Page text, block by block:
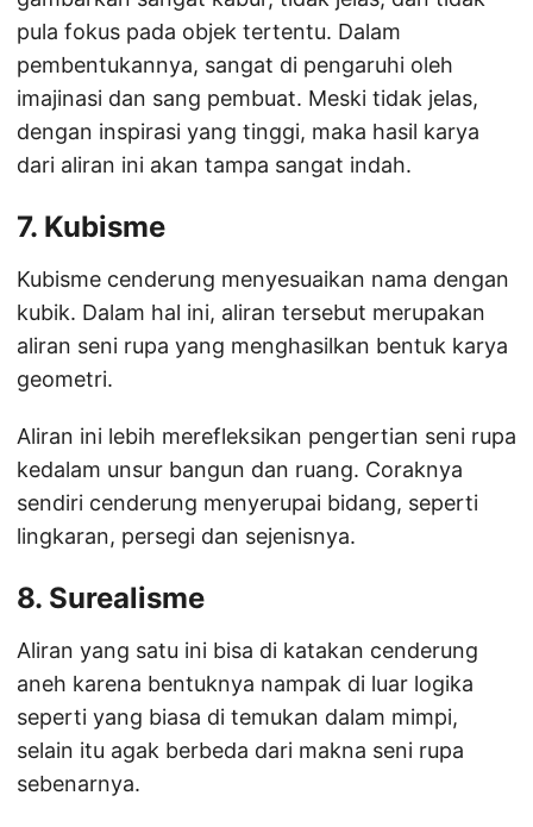
pula fokus pada objek tertentu. Dalam
pembentukannya, sangat di pengaruhi oleh
imajinasi dan sang pembuat. Meski tidak jelas,
dengan inspirasi yang tinggi, maka hasil karya
dari aliran ini akan tampa sangat indah.
7. Kubisme
Kubisme cenderung menyesuaikan nama dengan
kubik. Dalam hal ini, aliran tersebut merupakan
aliran seni rupa yang menghasilkan bentuk karya
geometri.
Aliran ini lebih merefleksikan pengertian seni rupa
kedalam unsur bangun dan ruang. Coraknya
sendiri cenderung menyerupai bidang, seperti
lingkaran, persegi dan sejenisnya.
8. Surealisme
Aliran yang satu ini bisa di katakan cenderung
aneh karena bentuknya nampak di luar logika
seperti yang biasa di temukan dalam mimpi,
selain itu agak berbeda dari makna seni rupa
sebenarnya.